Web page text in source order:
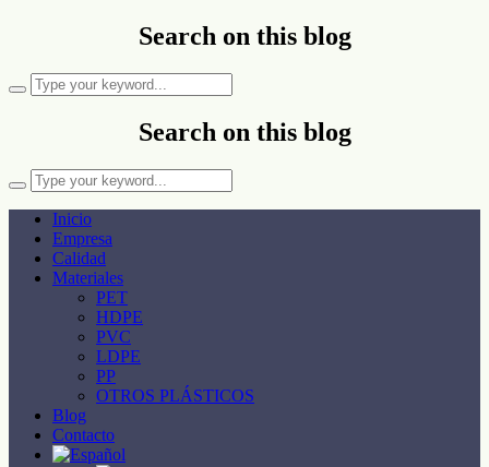
Search on this blog
Search on this blog
Inicio
Empresa
Calidad
Materiales
PET
HDPE
PVC
LDPE
PP
OTROS PLÁSTICOS
Blog
Contacto